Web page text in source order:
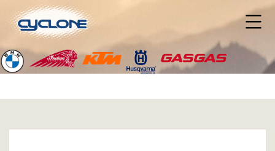
ン
ン
ツ